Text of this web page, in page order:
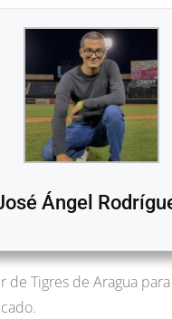
Ángel
de Tigres de Aragua